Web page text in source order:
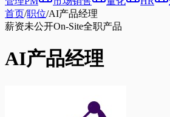
首页/职位/AI产品经理
薪资未公开On-Site全职产品
AI产品经理